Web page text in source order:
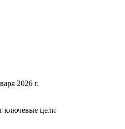
ключевые цели